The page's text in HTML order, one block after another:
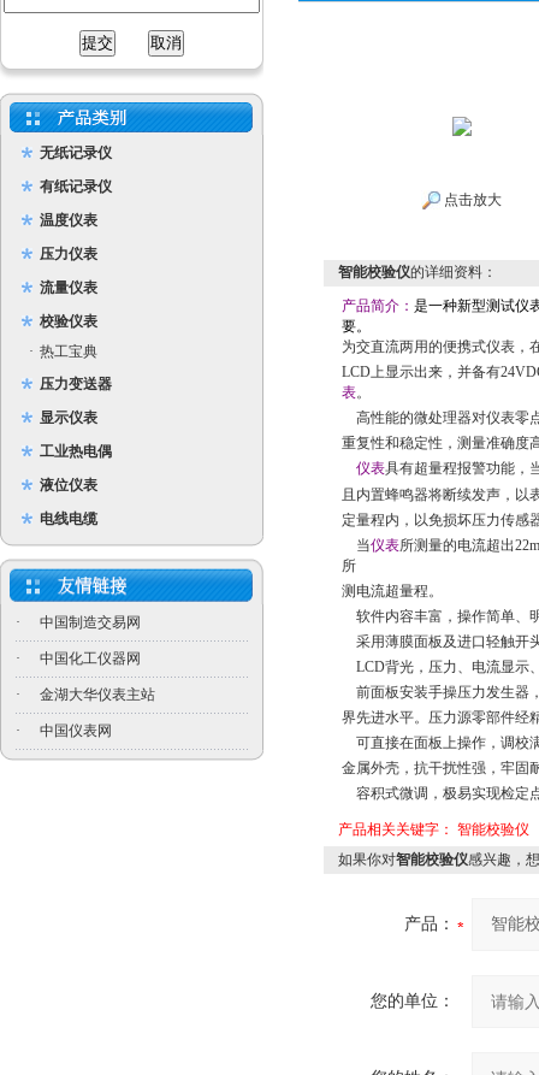
无纸记录仪
有纸记录仪
温度仪表
压力仪表
流量仪表
校验仪表
· 热工宝典
压力变送器
显示仪表
工业热电偶
液位仪表
电线电缆
· 中国制造交易网
· 中国化工仪器网
· 金湖大华仪表主站
· 中国仪表网
点击放大
智能校验仪的详细资料：
产品简介： 是一种新型测试仪
要。
为交直流两用的便携式仪表，
LCD上显示出来，并备有
表。
高性能的微处理器对仪表零
重复性和稳定性，测量准确度
仪表具有超量程报警功能，
且内置蜂鸣器将断续发声，以
定量程内，以免损坏压力传感
当仪表所测量的电流超出
所
测电流超量程。
软件内容丰富，操作简单、
采用薄膜面板及进口轻触开
LCD背光，压力、电流显示
前面板安装手操压力发生器
界先进水平。压力源零部件经
可直接在面板上操作，调校
金属外壳，抗干扰性强，牢固
容积式微调，极易实现检定
产品相关关键字： 智能校验仪
如果你对智能校验仪感兴趣，
产品：
您的单位：